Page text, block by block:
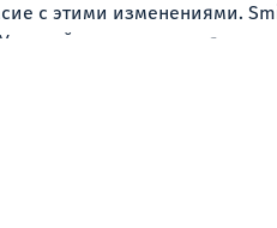
с этими изменениями.
использования по